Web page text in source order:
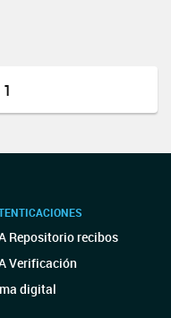
Repositorio recibos
Verificación
digital